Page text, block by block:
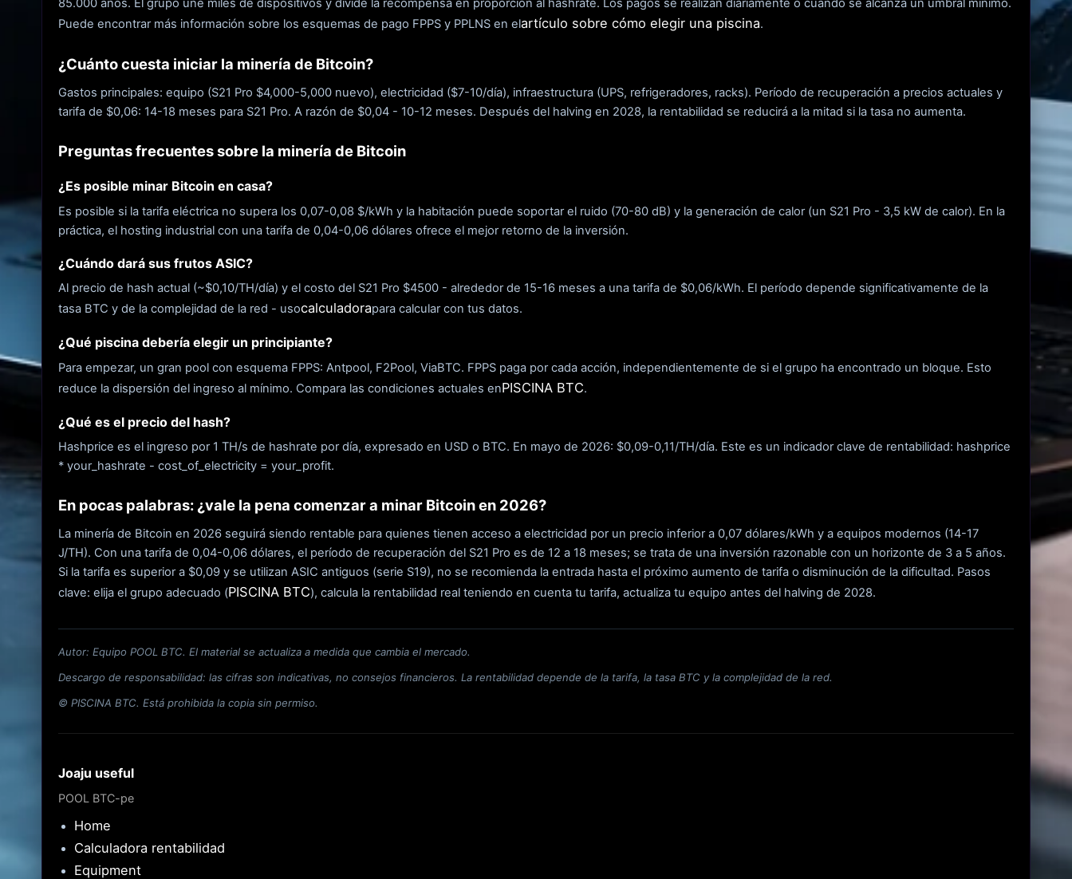
85.000 años. El grupo une miles de dispositivos y divide la recompensa en proporción al hashrate. Los pagos se realizan diariamente o cuando se alcanza un umbral mínimo.
Puede encontrar más información sobre los esquemas de pago FPPS y PPLNS en elartículo sobre cómo elegir una piscina.
¿Cuánto cuesta iniciar la minería de Bitcoin?
Gastos principales: equipo (S21 Pro $4,000-5,000 nuevo), electricidad ($7-10/día), infraestructura (UPS, refrigeradores, racks). Período de recuperación a precios actuales y
tarifa de $0,06: 14-18 meses para S21 Pro. A razón de $0,04 - 10-12 meses. Después del halving en 2028, la rentabilidad se reducirá a la mitad si la tasa no aumenta.
Preguntas frecuentes sobre la minería de Bitcoin
¿Es posible minar Bitcoin en casa?
Es posible si la tarifa eléctrica no supera los 0,07-0,08 $/kWh y la habitación puede soportar el ruido (70-80 dB) y la generación de calor (un S21 Pro - 3,5 kW de calor). En la
práctica, el hosting industrial con una tarifa de 0,04-0,06 dólares ofrece el mejor retorno de la inversión.
¿Cuándo dará sus frutos ASIC?
Al precio de hash actual (~$0,10/TH/día) y el costo del S21 Pro $4500 - alrededor de 15-16 meses a una tarifa de $0,06/kWh. El período depende significativamente de la
tasa BTC y de la complejidad de la red - usocalculadorapara calcular con tus datos.
¿Qué piscina debería elegir un principiante?
Para empezar, un gran pool con esquema FPPS: Antpool, F2Pool, ViaBTC. FPPS paga por cada acción, independientemente de si el grupo ha encontrado un bloque. Esto
reduce la dispersión del ingreso al mínimo. Compara las condiciones actuales enPISCINA BTC.
¿Qué es el precio del hash?
Hashprice es el ingreso por 1 TH/s de hashrate por día, expresado en USD o BTC. En mayo de 2026: $0,09-0,11/TH/día. Este es un indicador clave de rentabilidad: hashprice
* your_hashrate - cost_of_electricity = your_profit.
En pocas palabras: ¿vale la pena comenzar a minar Bitcoin en 2026?
La minería de Bitcoin en 2026 seguirá siendo rentable para quienes tienen acceso a electricidad por un precio inferior a 0,07 dólares/kWh y a equipos modernos (14-17
J/TH). Con una tarifa de 0,04-0,06 dólares, el período de recuperación del S21 Pro es de 12 a 18 meses; se trata de una inversión razonable con un horizonte de 3 a 5 años.
Si la tarifa es superior a $0,09 y se utilizan ASIC antiguos (serie S19), no se recomienda la entrada hasta el próximo aumento de tarifa o disminución de la dificultad. Pasos
clave: elija el grupo adecuado (PISCINA BTC), calcula la rentabilidad real teniendo en cuenta tu tarifa, actualiza tu equipo antes del halving de 2028.
Autor: Equipo POOL BTC. El material se actualiza a medida que cambia el mercado.
Descargo de responsabilidad: las cifras son indicativas, no consejos financieros. La rentabilidad depende de la tarifa, la tasa BTC y la complejidad de la red.
© PISCINA BTC. Está prohibida la copia sin permiso.
Joaju useful
POOL BTC-pe
Home
Calculadora rentabilidad
Equipment